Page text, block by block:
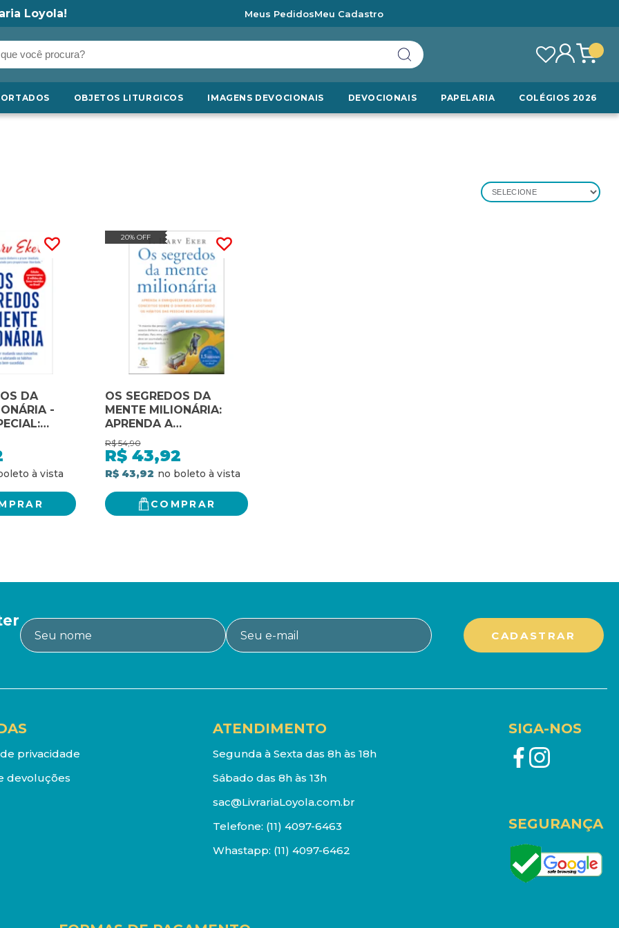
Loyola! Meus PedidosMeu Cadastro
OBJETOS LITURGICOS IMAGENS DEVOCIONAIS DEVOCIONAIS PAPELARIA COLÉGIOS 2026
SELECIONE
DA
-
MUDANDO
E
OS
PESSOAS
20% OFF
OS SEGREDOS DA
MENTE MILIONÁRIA:
APRENDA A
ENRIQUECER MUDANDO
SEUS CONCEITOS
SOBRE O DINHEIRO E
ADOTANDO OS
HÁBITOS DAS PESSOAS
BEM-SUCEDIDAS
R$ 54,90
R$ 43,92
R$ 43,92
COMPRAR
privacidade
devoluções
ATENDIMENTO
Segunda à Sexta das 8h às 18h
Sábado das 8h às 13h
sac@LivrariaLoyola.com.br
Telefone: (11) 4097-6463
Whastapp: (11) 4097-6462
SIGA-NOS
SEGURANÇA